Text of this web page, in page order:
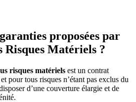
proposées par
Risques Matériels ?
risques matériels est un contrat
pour tous risques n’étant pas exclus du
d’une couverture élargie et de